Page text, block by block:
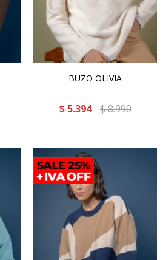
BUZO OLIVIA
$ 5.394 $8.990